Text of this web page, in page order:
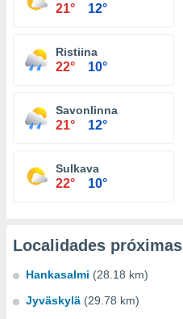
21° 12°
Ristiina
22° 10°
Savonlinna
21° 12°
Sulkava
22° 10°
Localidades próximas
Hankasalmi (28.18 km)
Jyväskylä (29.78 km)